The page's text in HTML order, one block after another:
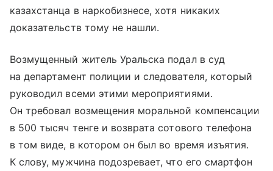
казахстанца в наркобизнесе, хотя никаких
доказательств тому не нашли.
Возмущенный житель Уральска подал в суд
на департамент полиции и следователя, который
руководил всеми этими мероприятиями.
Он требовал возмещения моральной компенсации
в 500 тысяч тенге и возврата сотового телефона
в том виде, в котором он был во время изъятия.
К слову, мужчина подозревает, что его смартфон